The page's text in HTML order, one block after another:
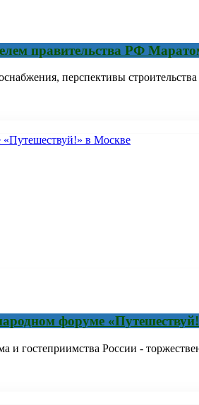
правительства РФ
перспективы
форуме
и гостеприимства России -